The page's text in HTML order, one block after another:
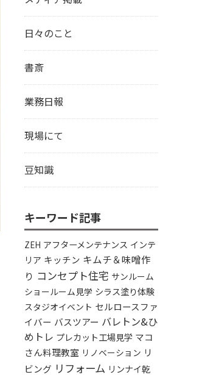
日々のこと
書斎
業務日報
現場にて
豆知識
キーワード記事
ZEH アフターメンテナンス インテ
リア キッチン キムチ＆味噌作
り コンセプト住宅 サンルーム
ショールーム見学 シラス塗り体験
スタジオイベント セルロースファ
イバー バスツアー バレトン&ひ
めトレ プレカット工場見学 マコ
さん料理教室 リノベーション リ
ビング リフォーム リンナイ乾